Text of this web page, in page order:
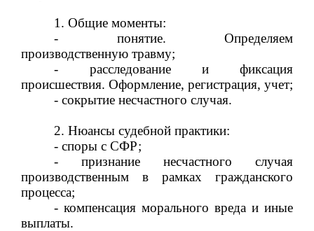
1. Общие моменты:
- понятие. Определяем
производственную травму;
- расследование и фиксация
происшествия. Оформление, регистрация, учет;
- сокрытие несчастного случая.
2. Нюансы судебной практики:
- споры с СФР;
- признание несчастного случая
производственным в рамках гражданского
процесса;
- компенсация морального вреда и иные
выплаты.